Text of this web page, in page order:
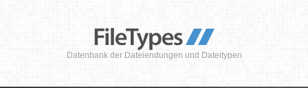
Datenbank der Dateiendungen und Dateitypen